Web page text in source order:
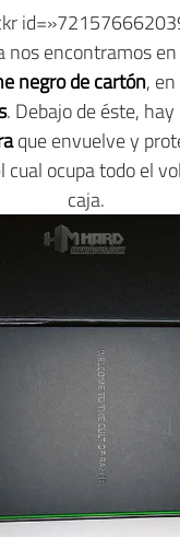
nos encontramos
negro de cartón,
. Debajo de éste,
que envuelve y
cual ocupa todo el
caja.